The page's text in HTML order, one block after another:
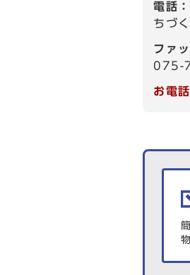
電話：
ちづ
ファ
075-
お電
生活